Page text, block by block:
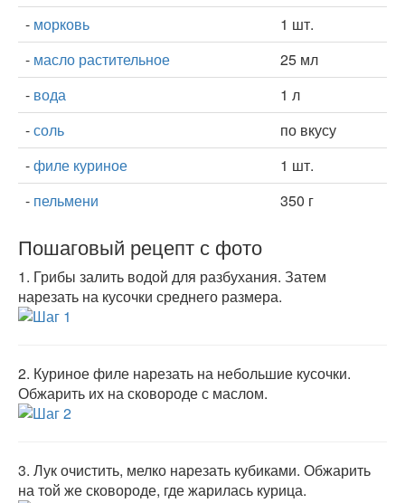
- морковь
1 шт.
- масло растительное
25 мл
- вода
1 л
-соль
по вкусу
-филе куриное
1 шт.
- пельмени 350 г
Пошаговый рецепт с фото
1. Грибы залить водой для разбухания. Затем
нарезать на кусочки среднего размера.
2. Куриное филе нарезать на небольшие кусочки.
Обжарить их на сковороде с маслом.
3. Лук очистить, мелко нарезать кубиками. Обжарить
на той же сковороде, где жарилась курица.